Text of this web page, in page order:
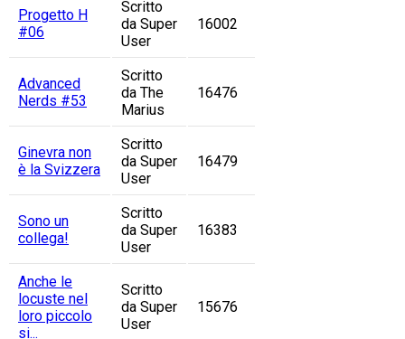
Progetto H
#06
Scritto
da Super
User
16002
Advanced
Nerds #53
Scritto
da The
Marius
16476
Ginevra non
è la Svizzera
Scritto
da Super
User
16479
Sono un
collega!
Scritto
da Super
User
16383
Anche le
locuste nel
loro piccolo
si...
Scritto
da Super
User
15676